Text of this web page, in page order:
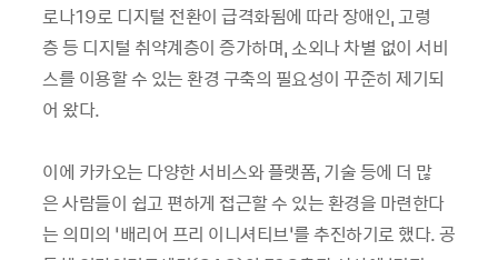
로나19로 디지털 전환이 급격화됨에 따라 장애인, 고령
층 등 디지털 취약계층이 증가하며, 소외나 차별 없이 서비
스를 이용할 수 있는 환경 구축의 필요성이 꾸준히 제기되
어 왔다.
이에 카카오는 다양한 서비스와 플랫폼, 기술 등에 더 많
은 사람들이 쉽고 편하게 접근할 수 있는 환경을 마련한다
는 의미의 ‘배리어 프리 이니셔티브’를 추진하기로 했다. 공